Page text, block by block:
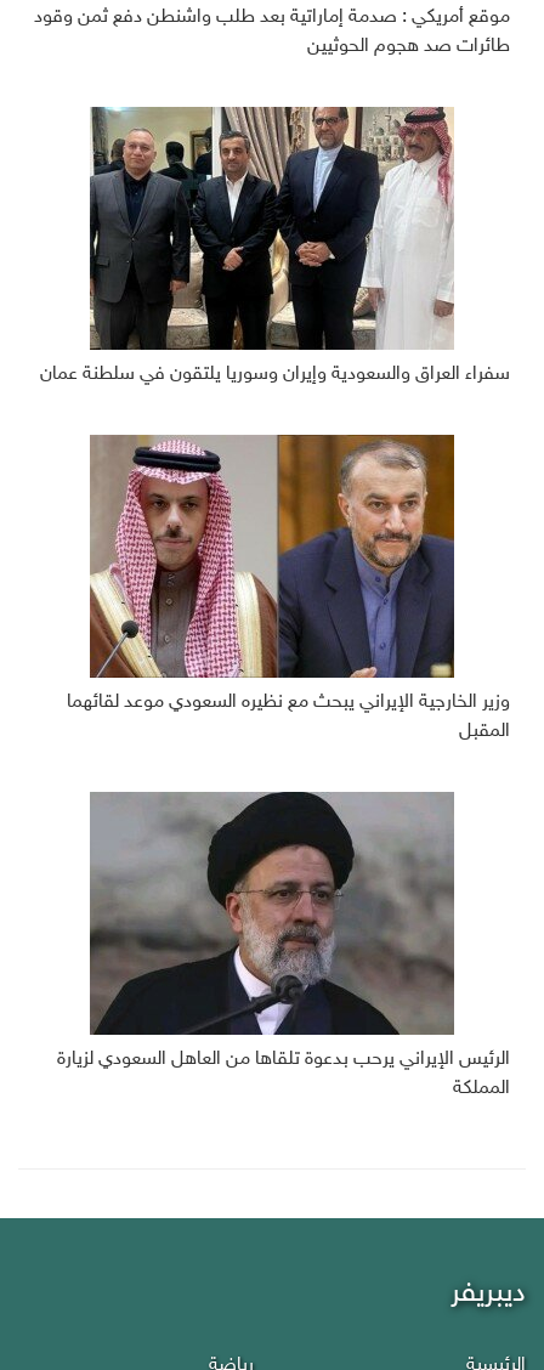
موقع أمريكي : صدمة إماراتية بعد طلب واشنطن دفع ثمن وقود
طائرات صد هجوم الحوثيين
سفراء العراق والسعودية وإيران وسوريا يلتقون في سلطنة عمان
وزير الخارجية الإيراني يبحث مع نظيره السعودي موعد لقائهما
المقبل
الرئيس الإيراني يرحب بدعوة تلقاها من العاهل السعودي لزيارة
المملكة
ديبريفر